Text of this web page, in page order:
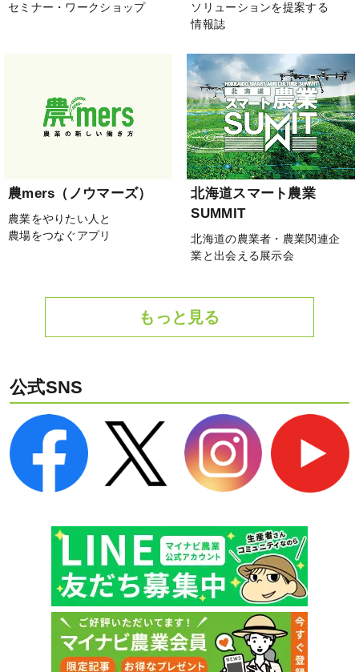
セミナー・ワークショップ
ソリューションを提案する
情報誌
農mers（ノウマーズ）
農業をやりたい人と
農場をつなぐアプリ
北海道スマート農業
SUMMIT
北海道の農業者・農業関連企
業と出会える展示会
もっと見る
公式SNS